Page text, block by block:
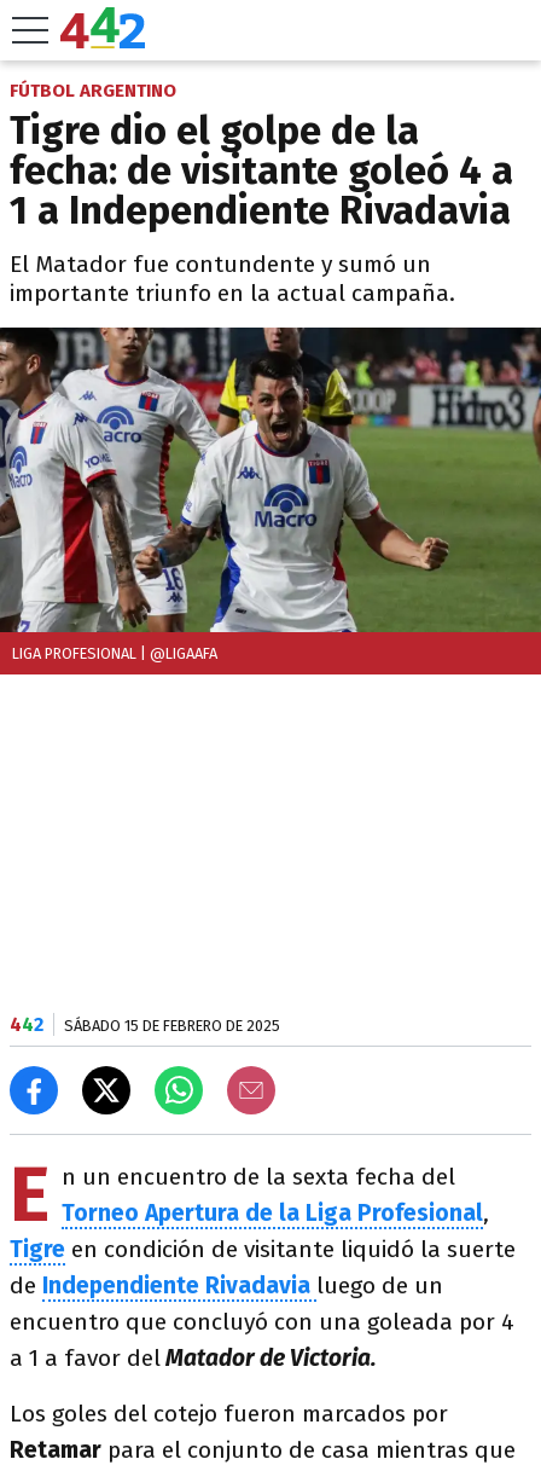
FÚTBOL ARGENTINO
Tigre dio el golpe de la
fecha: de visitante goleó 4 a
1 a Independiente Rivadavia
El Matador fue contundente y sumó un
importante triunfo en la actual campaña.
LIGA PROFESIONAL | @LIGAAFA
442 SÁBADO 15 DE FEBRERO DE 2025
E
n un encuentro de la sexta fecha del
Torneo Apertura de la Liga Profesional,
Tigre en condición de visitante liquidó la suerte
de Independiente Rivadavia luego de un
encuentro que concluyó con una goleada por 4
a 1 a favor delMatador de Victoria.
Los goles del cotejo fueron marcados por
Retamar para el conjunto de casa mientras que